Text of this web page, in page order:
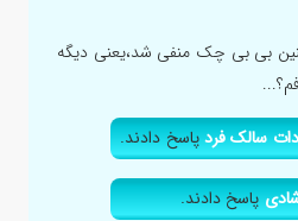
جنین بی بی چک منفی شد،یعنی دیگه
سالک فردپاسخ دادند.
پاسخ دادند.